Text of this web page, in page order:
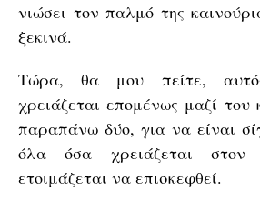
νιώσει τον παλμό της
ξεκινά.
Τώρα, θα μου πείτε,
χρειάζεται επομένως μαζί του
παραπάνω δύο, για να είναι
όλα όσα χρειάζεται στον
ετοιμάζεται να επισκεφθεί.